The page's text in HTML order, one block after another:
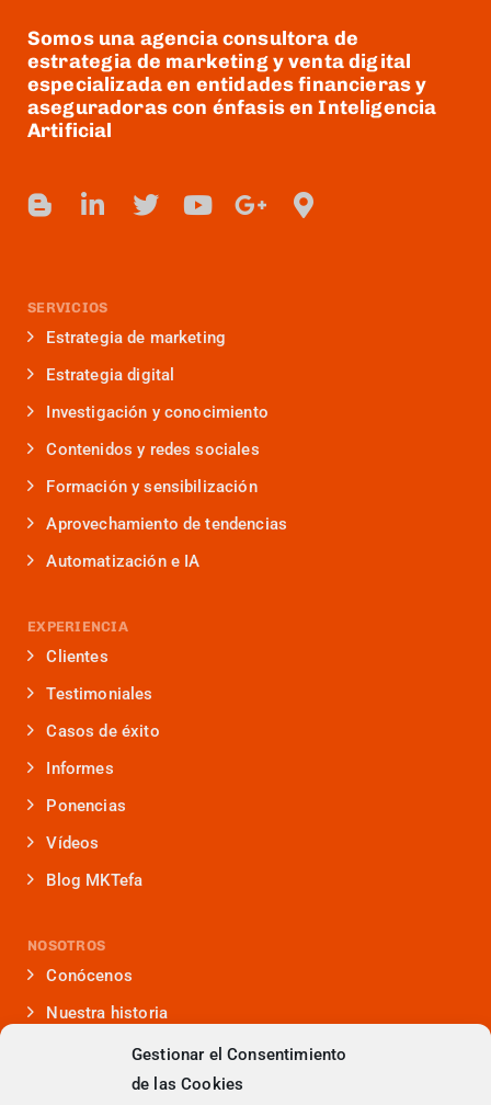
Gestionar el Consentimiento
de las Cookies
Somos una agencia consultora de
estrategia de marketing y venta digital
especializada en entidades financieras y
aseguradoras con énfasis en Inteligencia
Artificial
SERVICIOS
Estrategia de marketing
Estrategia digital
Investigación y conocimiento
Contenidos y redes sociales
Formación y sensibilización
Aprovechamiento de tendencias
Automatización e IA
EXPERIENCIA
Clientes
Testimoniales
Casos de éxito
Informes
Ponencias
Vídeos
Blog MKTefa
NOSOTROS
Conócenos
Nuestra historia
Iniciativas que lideramos
Noticias y eventos